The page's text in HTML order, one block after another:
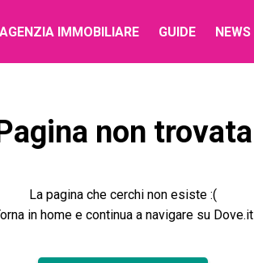
AGENZIA IMMOBILIARE GUIDE NEWS
non trovata
La pagina che cerchi non esiste :(
in home e continua a navigare su Dove.it